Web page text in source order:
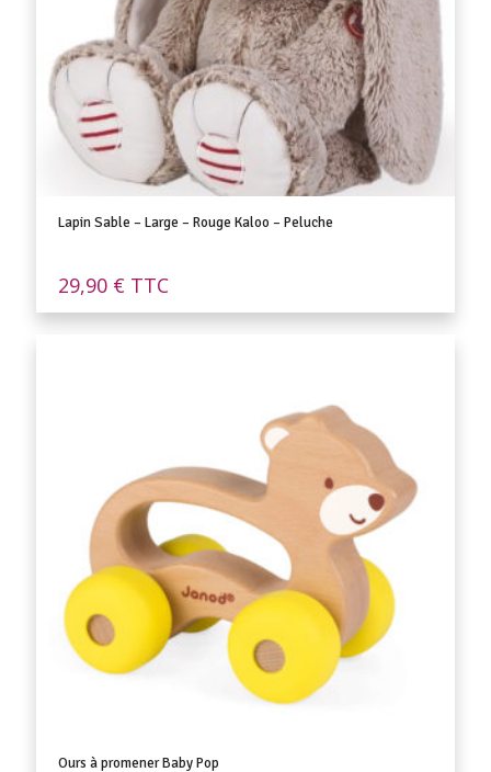
Lapin Sable – Large – Rouge Kaloo – Peluche
29,90 € TTC
Ours à promener Baby Pop